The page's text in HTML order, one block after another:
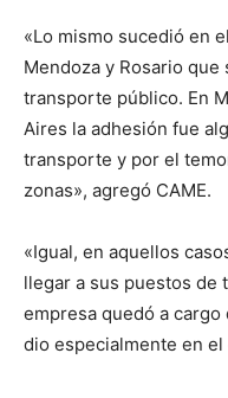
«Lo mismo sucedió en
Mendoza y Rosario
transporte público. En
Aires la adhesión fue
transporte y por el
zonas», agregó CAME.
«Igual, en aquellos
llegar a sus puestos de
empresa quedó a
dio especialmente en